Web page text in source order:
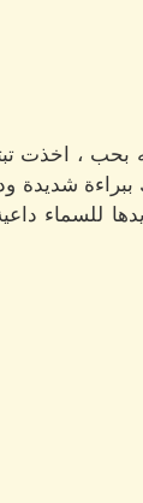
بحب ، اخذت
شديدة
للسماء